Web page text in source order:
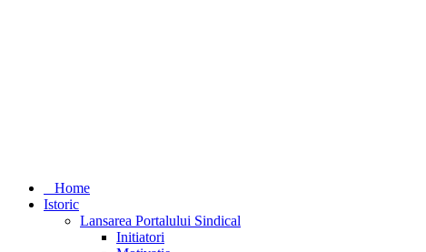
Home
Istoric
Lansarea Portalului Sindical
Initiatori